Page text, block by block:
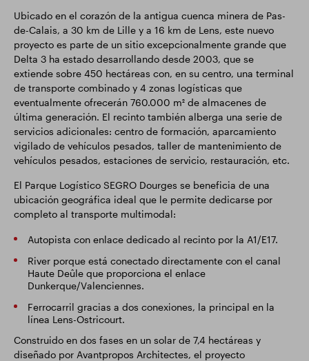
Ubicado en el corazón de la antigua cuenca minera de Pas-
de-Calais, a 30 km de Lille y a 16 km de Lens, este nuevo
proyecto es parte de un sitio excepcionalmente grande que
Delta 3 ha estado desarrollando desde 2003, que se
extiende sobre 450 hectáreas con, en su centro, una terminal
de transporte combinado y 4 zonas logísticas que
eventualmente ofrecerán 760.000 m² de almacenes de
última generación. El recinto también alberga una serie de
servicios adicionales: centro de formación, aparcamiento
vigilado de vehículos pesados, taller de mantenimiento de
vehículos pesados, estaciones de servicio, restauración, etc.
El Parque Logístico SEGRO Dourges se beneficia de una
ubicación geográfica ideal que le permite dedicarse por
completo al transporte multimodal:
Autopista con enlace dedicado al recinto por la A1/E17.
River porque está conectado directamente con el canal
Haute Deûle que proporciona el enlace
Dunkerque/Valenciennes.
Ferrocarril gracias a dos conexiones, la principal en la
línea Lens-Ostricourt.
Construido en dos fases en un solar de 7,4 hectáreas y
diseñado por Avantpropos Architectes, el proyecto